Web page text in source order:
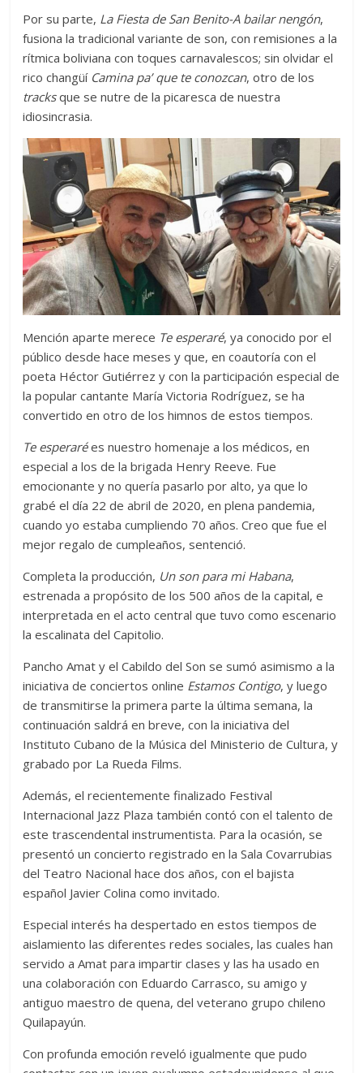
Por su parte, La Fiesta de San Benito-A bailar nengón,
fusiona la tradicional variante de son, con remisiones a la
rítmica boliviana con toques carnavalescos; sin olvidar el
rico changüí Camina pa’ que te conozcan, otro de los
tracksque se nutre de la picaresca de nuestra
idiosincrasia.
Mención aparte merece Te esperaré, ya conocido por el
público desde hace meses y que, en coautoría con el
poeta Héctor Gutiérrez y con la participación especial de
la popular cantante María Victoria Rodríguez, se ha
convertido en otro de los himnos de estos tiempos.
Te esperarées nuestro homenaje a los médicos, en
especial a los de la brigada Henry Reeve. Fue
emocionante y no quería pasarlo por alto, ya que lo
grabé el día 22 de abril de 2020, en plena pandemia,
cuando yo estaba cumpliendo 70 años. Creo que fue el
mejor regalo de cumpleaños, sentenció.
Completa la producción, Un son para mi Habana,
estrenada a propósito de los 500 años de la capital, e
interpretada en el acto central que tuvo como escenario
la escalinata del Capitolio.
Pancho Amat y el Cabildo del Son se sumó asimismo a la
iniciativa de conciertos online Estamos Contigo, y luego
de transmitirse la primera parte la última semana, la
continuación saldrá en breve, con la iniciativa del
Instituto Cubano de la Música del Ministerio de Cultura, y
grabado por La Rueda Films.
Además, el recientemente finalizado Festival
Internacional Jazz Plaza también contó con el talento de
este trascendental instrumentista. Para la ocasión, se
presentó un concierto registrado en la Sala Covarrubias
del Teatro Nacional hace dos años, con el bajista
español Javier Colina como invitado.
Especial interés ha despertado en estos tiempos de
aislamiento las diferentes redes sociales, las cuales han
servido a Amat para impartir clases y las ha usado en
una colaboración con Eduardo Carrasco, su amigo y
antiguo maestro de quena, del veterano grupo chileno
Quilapayún.
Con profunda emoción reveló igualmente que pudo